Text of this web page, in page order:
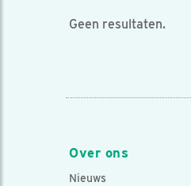
Geen resultaten.
Over ons
Nieuws